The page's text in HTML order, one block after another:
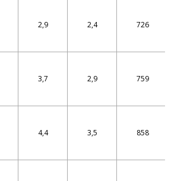
2,9 2,4 726
3,7 2,9 759
4,4 3,5 858